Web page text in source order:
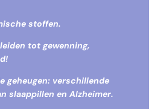
stoffen.
tot gewenning,
geheugen: verschillende
slaappillen en Alzheimer.